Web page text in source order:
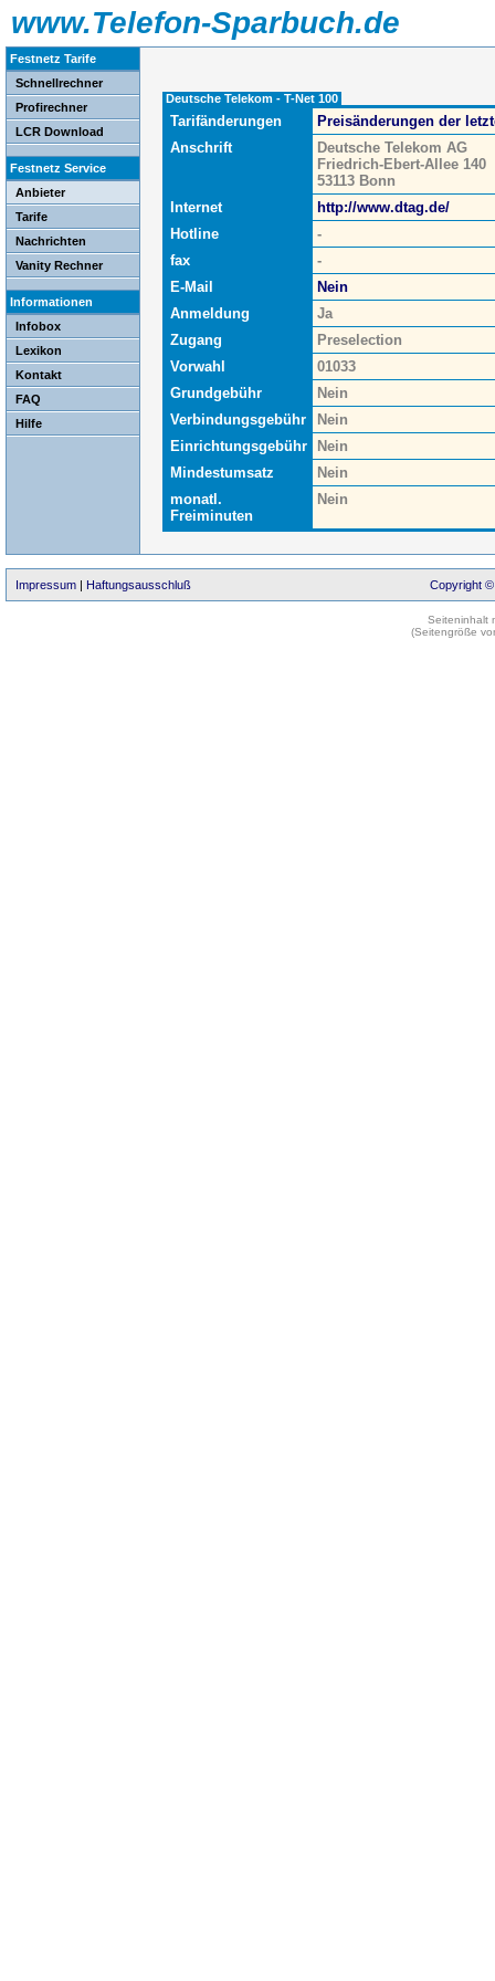
www.Telefon-Sparbuch.de
Festnetz Tarife
Schnellrechner
Profirechner
LCR Download
Festnetz Service
Anbieter
Tarife
Nachrichten
Vanity Rechner
Informationen
Infobox
Lexikon
Kontakt
FAQ
Hilfe
Deutsche Telekom - T-Net 100
Tarifänderungen
Preisänderungen der
Anschrift
Deutsche Telekom AG
Friedrich-Ebert-Allee 140
53113 Bonn
Internet
http://www.dtag.de/
Hotline
-
fax
-
E-Mail
Nein
Anmeldung
Ja
Zugang
Preselection
Vorwahl
01033
Grundgebühr
Nein
Verbindungsgebühr
Nein
Einrichtungsgebühr
Nein
Mindestumsatz
Nein
monatl.
Freiminuten
Nein
Impressum | Haftungsausschluß Copyright ©
Seiteninhalt
(Seitengröße